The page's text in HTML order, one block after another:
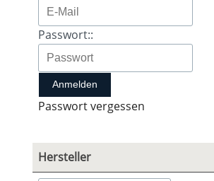
Passwort::
Passwort vergessen
Hersteller